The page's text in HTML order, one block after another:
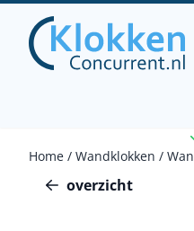
Cookievoorkeuren zijn
Home / Wandklokken /
overzicht